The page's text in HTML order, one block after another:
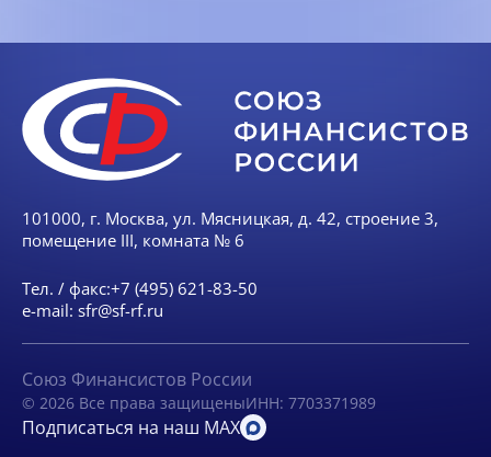
101000, г. Москва, ул. Мясницкая, д. 42, строение 3,
помещение III, комната № 6
Тел. / факс:+7 (495) 621-83-50
e-mail: sfr@sf-rf.ru
Союз Финансистов России
© 2026 Все права защищеныИНН: 7703371989
Подписаться на наш MAX